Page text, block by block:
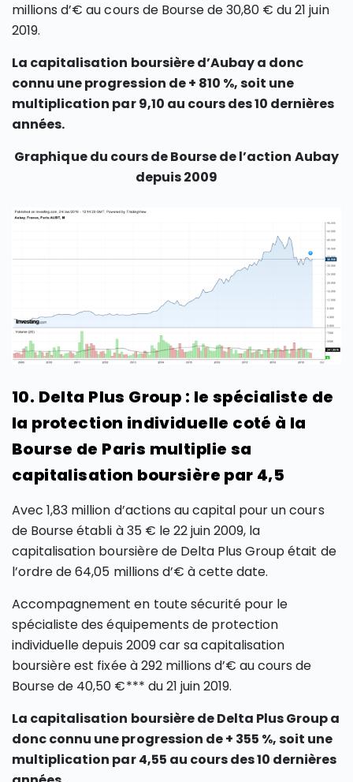
millions d’€ au cours de Bourse de 30,80 € du 21 juin
2019.
La capitalisation boursière d’Aubay a donc
connu une progression de + 810 %, soit une
multiplication par 9,10 au cours des 10 dernières
années.
Graphique du cours de Bourse de l’action Aubay
depuis 2009
10. Delta Plus Group : le spécialiste de
la protection individuelle coté à la
Bourse de Paris multiplie sa
capitalisation boursière par 4,5
Avec 1,83 million d’actions au capital pour un cours
de Bourse établi à 35 € le 22 juin 2009, la
capitalisation boursière de Delta Plus Group était de
l’ordre de 64,05 millions d’€ à cette date.
Accompagnement en toute sécurité pour le
spécialiste des équipements de protection
individuelle depuis 2009 car sa capitalisation
boursière est fixée à 292 millions d’€ au cours de
Bourse de 40,50 €*** du 21 juin 2019.
La capitalisation boursière de Delta Plus Group a
donc connu une progression de + 355 %, soit une
multiplication par 4,55 au cours des 10 dernières